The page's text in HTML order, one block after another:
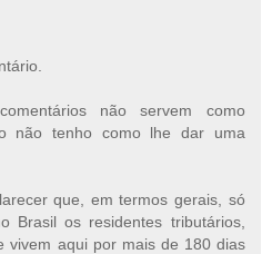
não servem como
não tenho como lhe dar uma
que, em termos gerais, só
Brasil os residentes tributários,
vivem aqui por mais de 180 dias